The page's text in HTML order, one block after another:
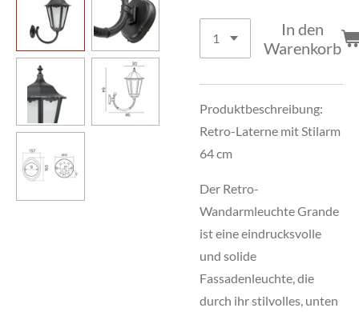
In den
Warenkorb
Produktbeschreibung:
Retro-Laterne mit Stilarm
64 cm
Der Retro-
Wandarmleuchte Grande
ist eine eindrucksvolle
und solide
Fassadenleuchte, die
durch ihr stilvolles, unten